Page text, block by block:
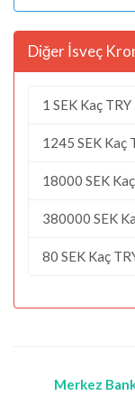
Diğer İsveç
1 SEK Kaç
1245 SEK Kaç
18000 SEK
380000 SEK
80 SEK Kaç
Merkez